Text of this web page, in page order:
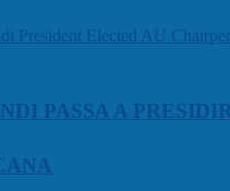
PASSA A